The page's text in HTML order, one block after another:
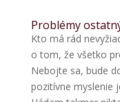
Problémy
Kto má rád
o tom, že všetko
Nebojte sa, bude
pozitívne myslenie